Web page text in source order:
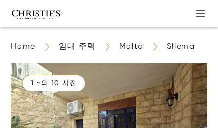
Home 임대 주택 Malta Sliema
1 ~의 10 사진